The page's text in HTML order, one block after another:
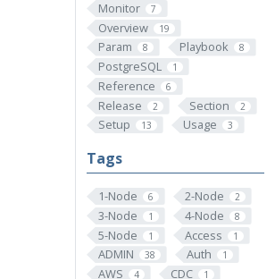
Monitor 7
Overview 19
Param 8 Playbook 8
PostgreSQL 1
Reference 6
Release 2 Section 2
Setup 13 Usage 3
Tags
1-Node 6 2-Node 2
3-Node 1 4-Node 8
5-Node 1 Access 1
ADMIN 38 Auth 1
AWS 4 CDC 1